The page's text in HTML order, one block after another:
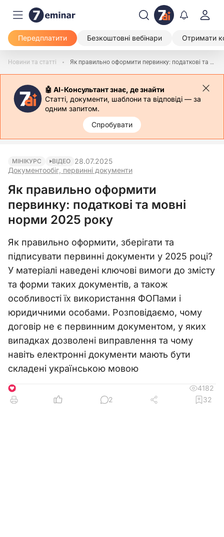
Передплатити Безкоштовні вебінари Отримати
Новини та статті Як правильно оформити первинку: податкові та мовні норми 2025 року
🤖 АІ-Консультант знає, де знайти
Статті, документи, шаблони та відповіді — за
одним запитом.
Спробувати
МІНІКУРС ВІДЕО
Документообіг, первинні документи
28.07.2025
Як правильно оформити
первинку: податкові та мовні
норми 2025 року
Як правильно оформити, зберігати та
підписувати первинні документи у 2025 році?
У матеріалі наведені ключові вимоги до змісту
та форми таких документів, а також
особливості їх використання ФОПами і
юридичними особами. Розповідаємо, чому
договір не є первинним документом, у яких
випадках дозволені виправлення та чому
навіть електронні документи мають бути
складені українською мовою
1
4182
2
32